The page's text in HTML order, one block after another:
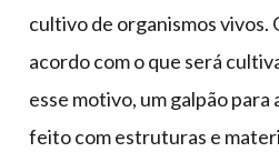
cultivo de organismos vivos.
acordo com o que será
esse motivo, um galpão
feito com estruturas e